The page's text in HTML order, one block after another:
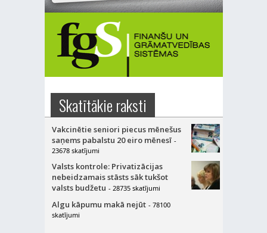
Skatītākie raksti
Vakcinētie seniori piecus mēnešus
saņems pabalstu 20 eiro mēnesī -
23678 skatījumi
Valsts kontrole: Privatizācijas
nebeidzamais stāsts sāk tukšot
valsts budžetu - 28735 skatījumi
Algu kāpumu makā nejūt - 78100
skatījumi